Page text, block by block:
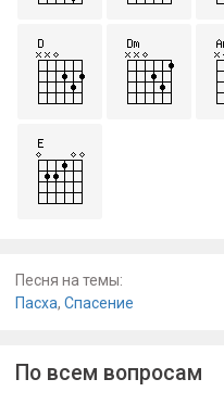
Песня на темы:
Пасха, Спасение
По всем вопросам